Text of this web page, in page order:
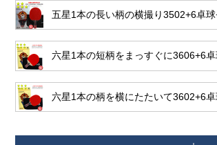
五星1本の長い柄の横撮り3502+6卓球
六星1本の短柄をまっすぐに3606+6卓
六星1本の柄を横にたたいて3602+6卓